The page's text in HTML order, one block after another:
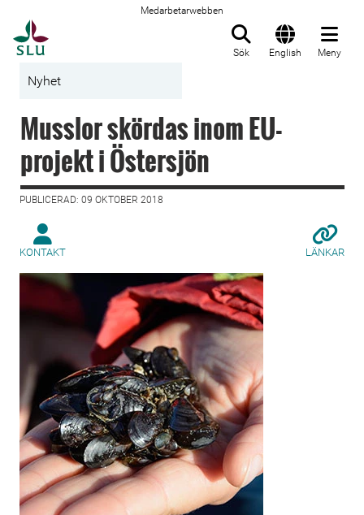
Medarbetarwebben
Sök English Meny
Nyhet
Musslor skördas inom EU-
projekt i Östersjön
PUBLICERAD: 09 OKTOBER 2018
KONTAKT LÄNKAR